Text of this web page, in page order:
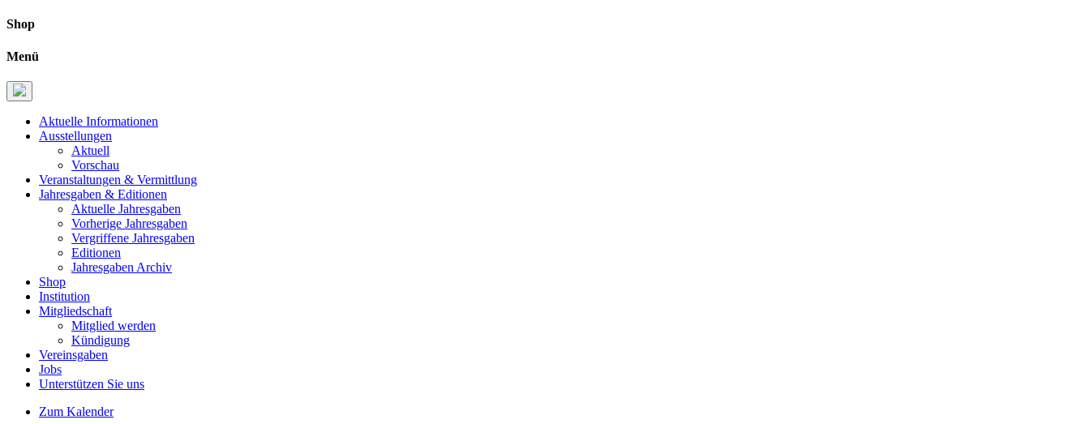
Shop
Menü
Aktuelle Informationen
Ausstellungen
Aktuell
Vorschau
Veranstaltungen & Vermittlung
Jahresgaben & Editionen
Aktuelle Jahresgaben
Vorherige Jahresgaben
Vergriffene Jahresgaben
Editionen
Jahresgaben Archiv
Shop
Institution
Mitgliedschaft
Mitglied werden
Kündigung
Vereinsgaben
Jobs
Unterstützen Sie uns
Zum Kalender